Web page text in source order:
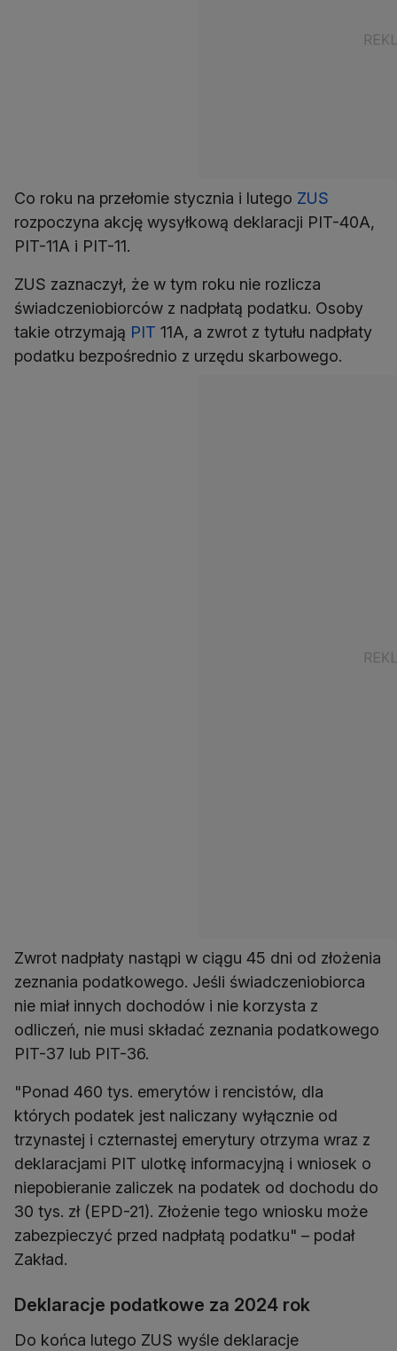
Co roku na przełomie stycznia i lutego ZUS
rozpoczyna akcję wysyłkową deklaracji PIT-40A,
PIT-11A i PIT-11.
ZUS zaznaczył, że w tym roku nie rozlicza
świadczeniobiorców z nadpłatą podatku. Osoby
takie otrzymają PIT 11A, a zwrot z tytułu nadpłaty
Zwrot nadpłaty nastąpi w ciągu 45 dni od złożenia
zeznania podatkowego. Jeśli świadczeniobiorca
nie miał innych dochodów i nie korzysta z
odliczeń, nie musi składać zeznania podatkowego
"Ponad 460 tys. emerytów i rencistów, dla
których podatek jest naliczany wyłącznie od
trzynastej i czternastej emerytury otrzyma wraz z
deklaracjami PIT ulotkę informacyjną i wniosek o
niepobieranie zaliczek na podatek od dochodu do
30 tys. zł (EPD-21). Złożenie tego wniosku może
zabezpieczyć przed nadpłatą podatku" – podał
Zakład.
Deklaracje podatkowe za 2024 rok
Do końca lutego ZUS wyśle deklaracje